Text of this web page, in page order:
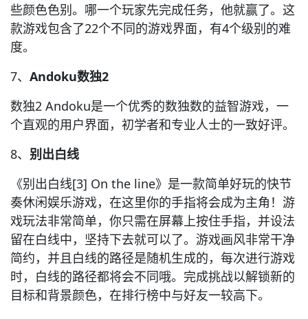
些颜色色别。哪一个玩家先完成任务，他就赢了。这
款游戏包含了22个不同的游戏界面，有4个级别的难
度。
7、 Andoku数独2
数独2 Andoku是一个优秀的数独数的益智游戏，一
个直观的用户界面，初学者和专业人士的一致好评。
8、 别出白线
《别出白线[3] On the line》是一款简单好玩的快节
奏休闲娱乐游戏，在这里你的手指将会成为主角！游
戏玩法非常简单，你只需在屏幕上按住手指，并设法
留在白线中，坚持下去就可以了。游戏画风非常干净
简约，并且白线的路径是随机生成的，每次进行游戏
时，白线的路径都将会不同哦。完成挑战以解锁新的
目标和背景颜色，在排行榜中与好友一较高下。